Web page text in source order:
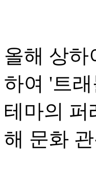
올해 상하
하여 '트
테마의 퍼
해 문화